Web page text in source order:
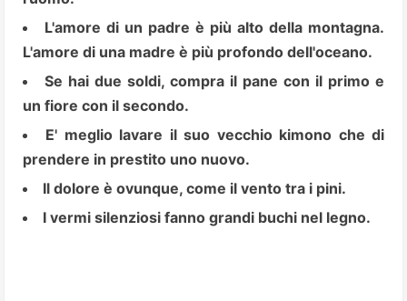
L'amore di un padre è più alto della montagna.
L'amore di una madre è più profondo dell'oceano.
Se hai due soldi, compra il pane con il primo e
un fiore con il secondo.
E' meglio lavare il suo vecchio kimono che di
prendere in prestito uno nuovo.
Il dolore è ovunque, come il vento tra i pini.
I vermi silenziosi fanno grandi buchi nel legno.